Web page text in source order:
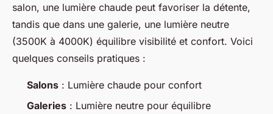
salon, une lumière chaude peut favoriser la détente,
tandis que dans une galerie, une lumière neutre
(3500K à 4000K) équilibre visibilité et confort. Voici
quelques conseils pratiques :
Salons : Lumière chaude pour confort
Galeries : Lumière neutre pour équilibre